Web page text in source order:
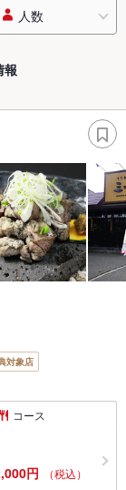
人数
報
対象店
コース
円 （税込）